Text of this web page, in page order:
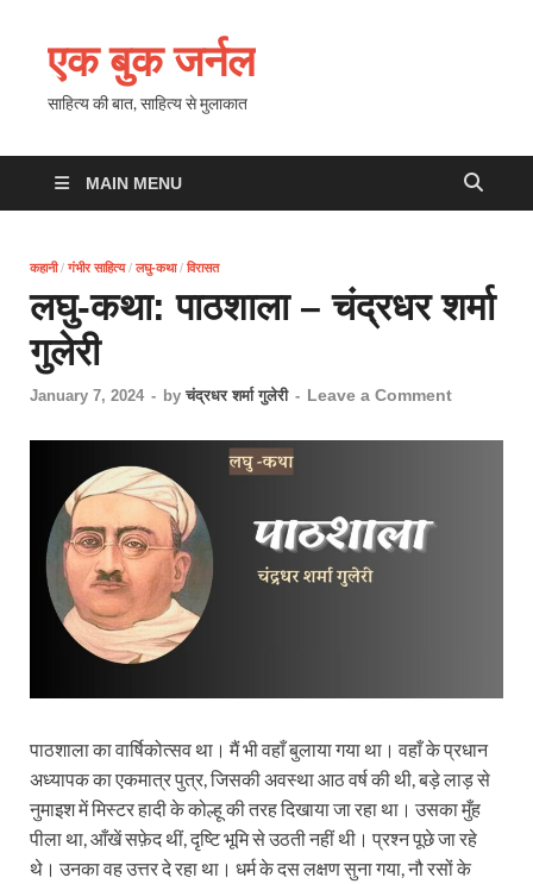
एक बुक जर्नल
साहित्य की बात, साहित्य से मुलाकात
MAIN MENU
कहानी/ गंभीर साहित्य/ लघु-कथा/ विरासत
लघु-कथा: पाठशाला – चंद्रधर शर्मा
गुलेरी
January 7, 2024 - by चंद्रधर शर्मा गुलेरी - Leave a Comment
पाठशाला का वार्षिकोत्सव था। मैं भी वहाँ बुलाया गया था। वहाँ के प्रधान
अध्यापक का एकमात्र पुत्र, जिसकी अवस्था आठ वर्ष की थी, बड़े लाड़ से
नुमाइश में मिस्टर हादी के कोल्हू की तरह दिखाया जा रहा था। उसका मुँह
पीला था, आँखें सफ़ेद थीं, दृष्टि भूमि से उठती नहीं थी। प्रश्न पूछे जा रहे
थे। उनका वह उत्तर दे रहा था। धर्म के दस लक्षण सुना गया, नौ रसों के